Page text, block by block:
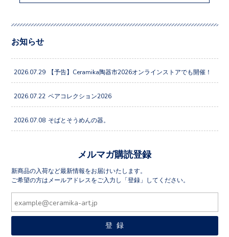
お知らせ
2026.07.29 【予告】Ceramika陶器市2026オンラインストアでも開催！
2026.07.22 ペアコレクション2026
2026.07.08 そばとそうめんの器。
メルマガ購読登録
新商品の入荷など最新情報をお届けいたします。
ご希望の方はメールアドレスをご入力し「登録」してください。